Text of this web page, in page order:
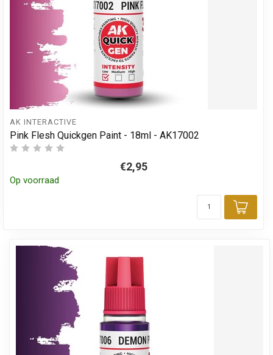
AK INTERACTIVE
Pink Flesh Quickgen Paint - 18ml - AK17002
€2,95
Op voorraad